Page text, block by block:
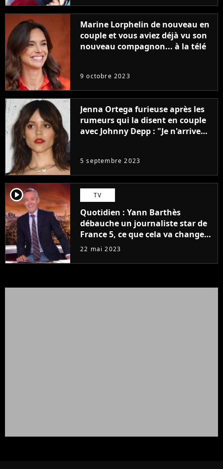
Marine Lorphelin de nouveau en
couple et vous aviez déjà vu son
nouveau compagnon... à la télé
9 octobre 2023
Jenna Ortega furieuse après les
rumeurs qui la disent en couple
avec Johnny Depp : "Je n'arrive
5 septembre 2023
player2 TV
Quotidien : Yann Barthès
débauche un journaliste star de
France 5, ce que cela va changer
à la rentrée
22 mai 2023